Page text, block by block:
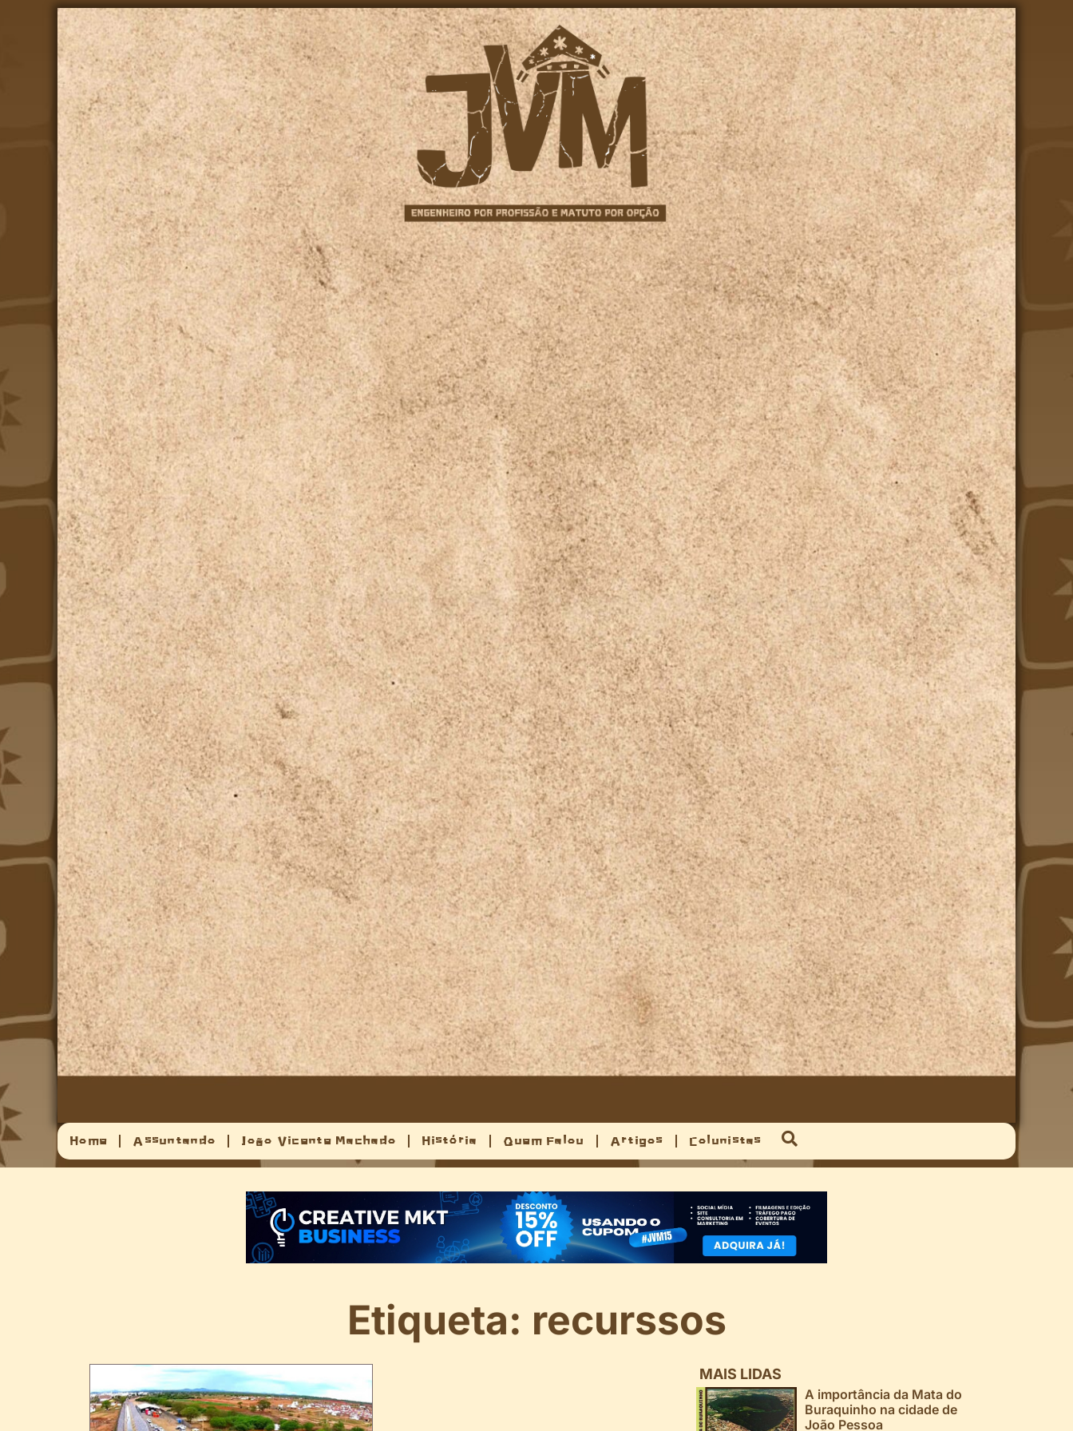
Home Assuntando João Vicente Machado História Quem Falou Artigos Colunistas
Etiqueta: recurssos
MAIS LIDAS
A importância da Mata do
Buraquinho na cidade de
João Pessoa